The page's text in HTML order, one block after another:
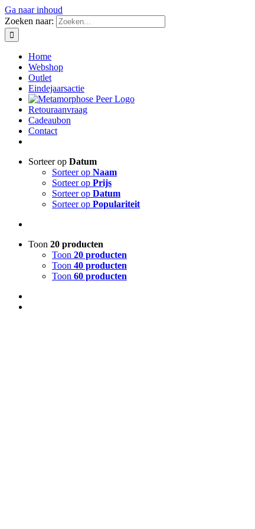
Ga naar inhoud
Zoeken naar:
Home
Webshop
Outlet
Eindejaarsactie
Retouraanvraag
Cadeaubon
Contact
Sorteer op Datum
Sorteer op Naam
Sorteer op Prijs
Sorteer op Datum
Sorteer op Populariteit
Toon 20 producten
Toon 20 producten
Toon 40 producten
Toon 60 producten